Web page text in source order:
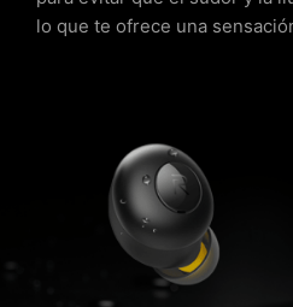
lo que te ofrece una